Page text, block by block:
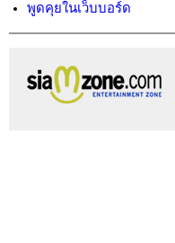
พูดคุยในเว็บบอร์ด